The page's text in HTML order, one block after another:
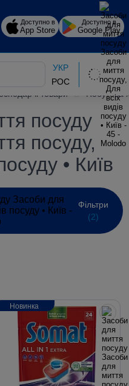
Доступно в
App Store
Доступно в
Google Play
УКР
РОС
товари Побутова
посуду
посуду,
• Київ
Фільтри
(2)
Новинка